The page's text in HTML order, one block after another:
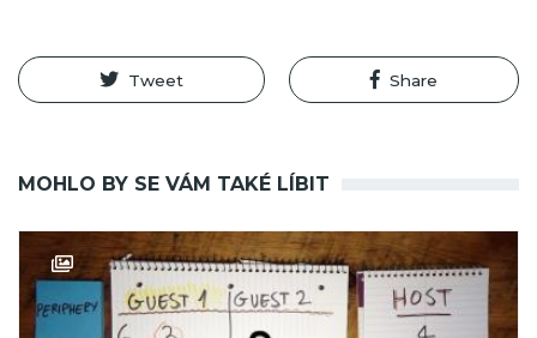
Tweet Share
MOHLO BY SE VÁM TAKÉ LÍBIT